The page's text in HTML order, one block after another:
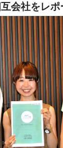
会社をレポ